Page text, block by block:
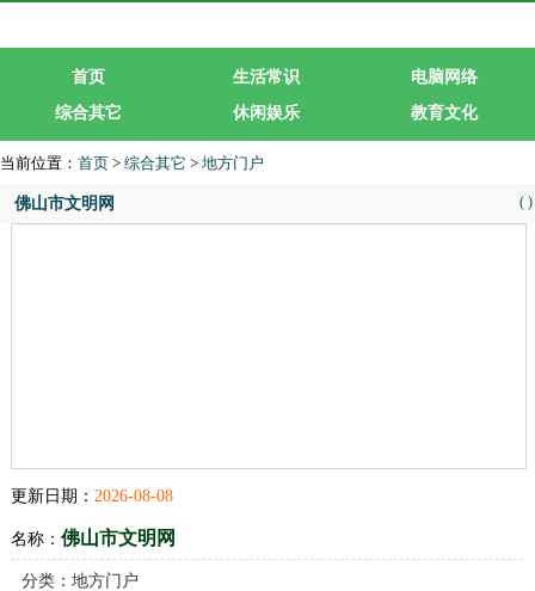
首页 生活常识
电脑网络
综合其它
休闲娱乐
教育文化
当前位置： 首页 > 综合其它 > 地方门户
佛山市文明网 ( )
更新日期： 2026-08-08
名称： 佛山市文明网
分类： 地方门户